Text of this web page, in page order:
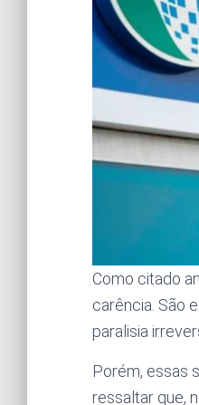
Como citado
carência. São
paralisia
Porém, essas
ressaltar que,